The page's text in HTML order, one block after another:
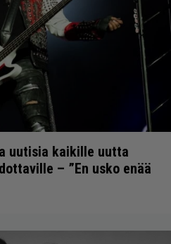
uutisia kaikille uutta
– ”En usko enää